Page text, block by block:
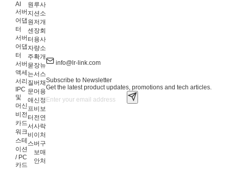
AI
서버
어댑
터
서버
어댑
터
서버
액세
서리
IPC
및
머신
비전
카드
워크
스테
이션
/ PC
카드
원
지
원
센
터
자
주
묻
는
질
문
애
프
터
서
비
스
루
션
저
장
용
량
확
장
서
버
머
신
비
전
사
이
버
보
안
사
소
개
회
사
소
개
뉴
스
채
용
정
보
연
락
처
구
매
처
info@lr-link.com
Subscribe to Newsletter
Get the latest product updates, promotions and tech articles.